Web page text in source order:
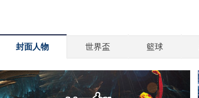
封面人物 世界盃 籃球